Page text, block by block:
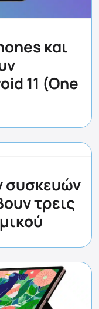
και
11 (One
συσκευών
τρεις